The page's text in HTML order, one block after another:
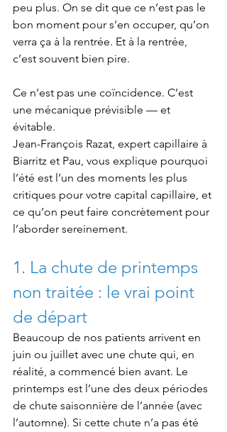
peu plus. On se dit que ce n’est pas le
bon moment pour s’en occuper, qu’on
verra ça à la rentrée. Et à la rentrée,
c’est souvent bien pire.
Ce n’est pas une coïncidence. C’est
une mécanique prévisible — et
évitable.
Jean-François Razat, expert capillaire à
Biarritz et Pau, vous explique pourquoi
l’été est l’un des moments les plus
critiques pour votre capital capillaire, et
ce qu’on peut faire concrètement pour
l’aborder sereinement.
1. La chute de printemps
non traitée : le vrai point
de départ
Beaucoup de nos patients arrivent en
juin ou juillet avec une chute qui, en
réalité, a commencé bien avant. Le
printemps est l’une des deux périodes
de chute saisonnière de l’année (avec
l’automne). Si cette chute n’a pas été